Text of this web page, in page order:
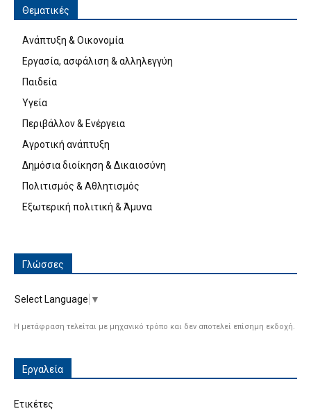
Θεματικές
Ανάπτυξη & Οικονομία
Εργασία, ασφάλιση & αλληλεγγύη
Παιδεία
Υγεία
Περιβάλλον & Ενέργεια
Αγροτική ανάπτυξη
Δημόσια διοίκηση & Δικαιοσύνη
Πολιτισμός & Αθλητισμός
Εξωτερική πολιτική & Άμυνα
Γλώσσες
Select Language ▼
Η μετάφραση τελείται με μηχανικό τρόπο και δεν αποτελεί επίσημη εκδοχή.
Εργαλεία
Ετικέτες